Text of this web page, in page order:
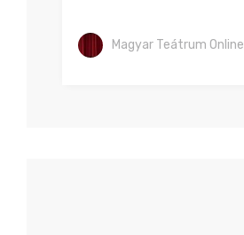
Magyar Teátrum Online